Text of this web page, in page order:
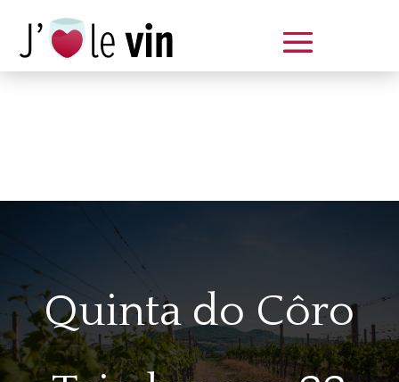
Quinta do Côro